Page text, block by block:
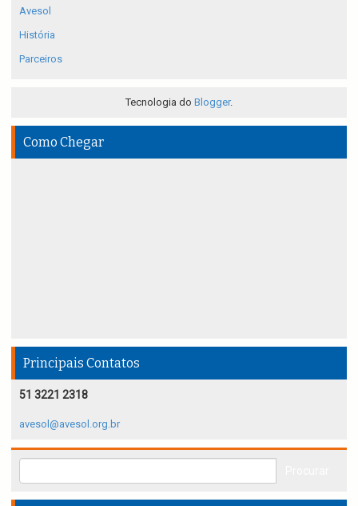
Avesol
História
Parceiros
Tecnologia do Blogger.
Como Chegar
Principais Contatos
51 3221 2318
avesol@avesol.org.br